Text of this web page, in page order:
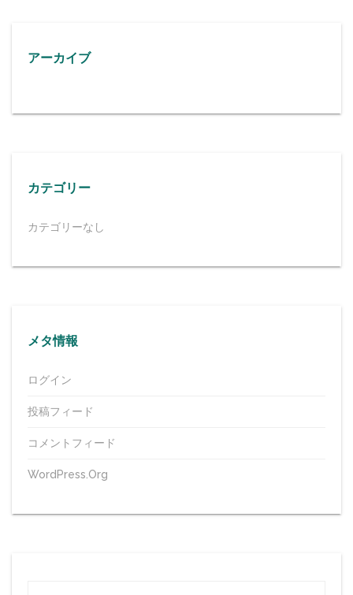
アーカイブ
カテゴリー
カテゴリーなし
メタ情報
ログイン
投稿フィード
コメントフィード
WordPress.org